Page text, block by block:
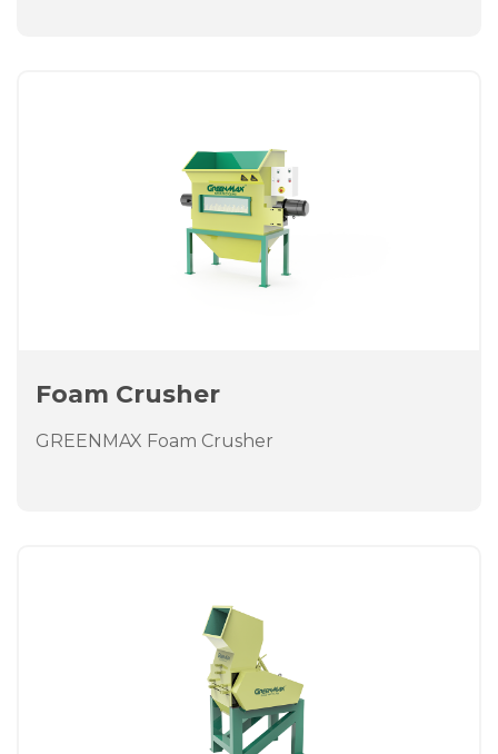
Foam Crusher
GREENMAX Foam Crusher